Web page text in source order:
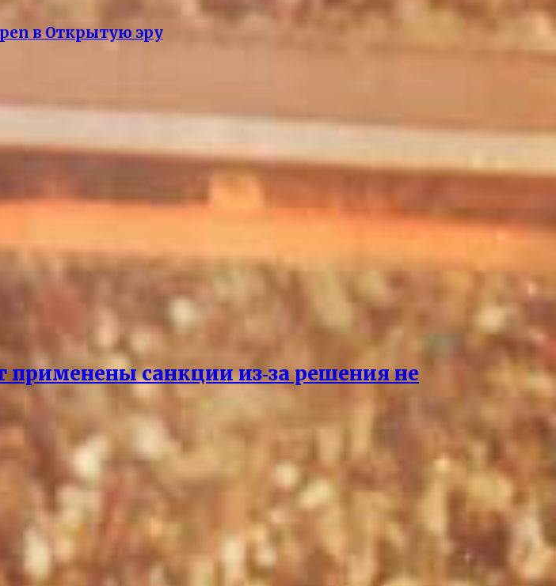
в Открытую эру
применены санкции из‑за решения не